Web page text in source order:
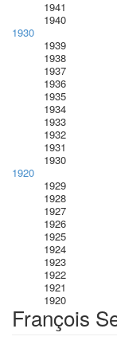
1941
1940
1930
1939
1938
1937
1936
1935
1934
1933
1932
1931
1930
1920
1929
1928
1927
1926
1925
1924
1923
1922
1921
1920
François